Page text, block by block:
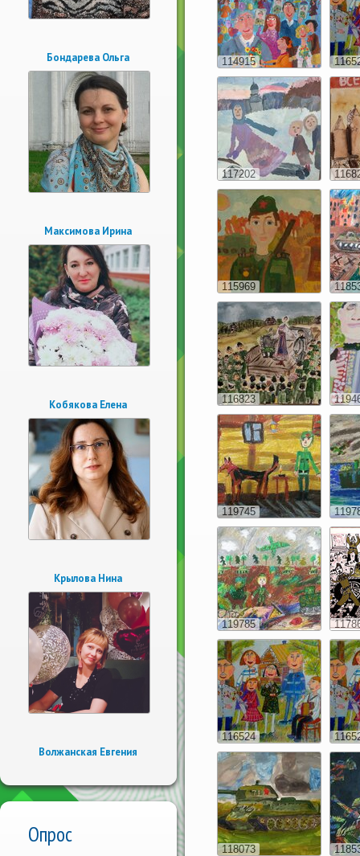
Бондарева Ольга
Максимова Ирина
Кобякова Елена
Крылова Нина
Волжанская Евгения
Опрос
114915
117202
115969
116823
119745
119785
116524
118073